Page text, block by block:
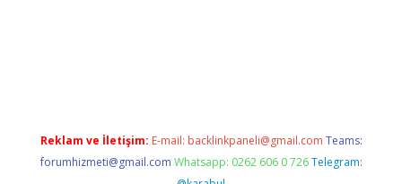
Reklam ve İletişim: E-mail: backlinkpaneli@gmail.com Teams:
forumhizmeti@gmail.com Whatsapp: 0262 606 0 726 Telegram: